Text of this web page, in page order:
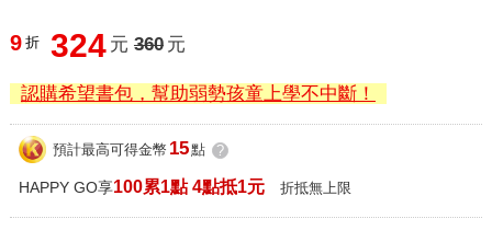
9 折 324 元 360 元
認購希望書包，幫助弱勢孩童上學不中斷！
預計最高可得金幣 15點 ?
HAPPY GO享100累1點 4點抵1元 折抵無上限